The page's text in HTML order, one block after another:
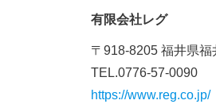
有限会社レグ
〒918-8205 福井県
TEL.0776-57-0090
https://www.reg.co.jp/